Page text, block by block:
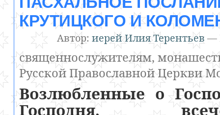
КРУТИЦКОГО И
Автор:иерей Илия Терентьев —
священнослужителям,
Русской Православной Церкви
Возлюбленные о
Господня,